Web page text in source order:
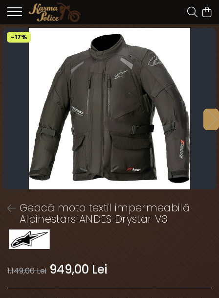
-17%
Geacă moto textil impermeabilă
Alpinestars ANDES Drystar V3
1.149,00 Lei 949,00 Lei